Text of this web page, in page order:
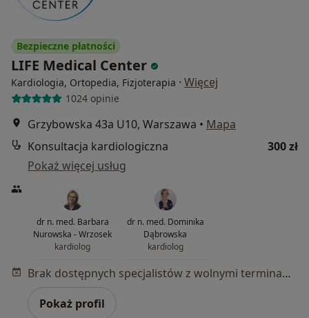
Bezpieczne płatności
LIFE Medical Center
Kardiologia, Ortopedia, Fizjoterapia · Więcej
1024 opinie
Grzybowska 43a U10, Warszawa • Mapa
Konsultacja kardiologiczna
300 zł
Pokaż więcej usług
dr n. med. Barbara
Nurowska - Wrzosek
kardiolog
dr n. med. Dominika
Dąbrowska
kardiolog
Brak dostępnych specjalistów z wolnymi terminami w tym centrum medycznym.
Pokaż profil